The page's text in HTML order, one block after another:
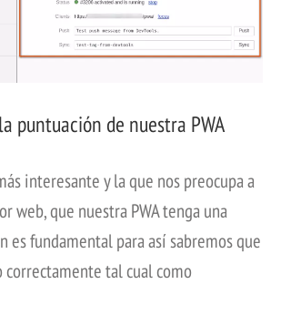
puntuación de nuestra PWA
interesante y la que nos preocupa a
web, que nuestra PWA tenga una
es fundamental para así sabremos que
correctamente tal cual como